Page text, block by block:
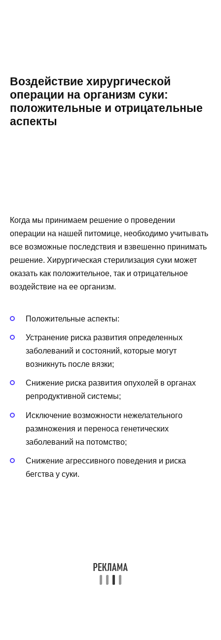
Воздействие хирургической
операции на организм суки:
положительные и отрицательные
аспекты
Когда мы принимаем решение о проведении
операции на нашей питомице, необходимо учитывать
все возможные последствия и взвешенно принимать
решение. Хирургическая стерилизация суки может
оказать как положительное, так и отрицательное
воздействие на ее организм.
Положительные аспекты:
Устранение риска развития определенных
заболеваний и состояний, которые могут
возникнуть после вязки;
Снижение риска развития опухолей в органах
репродуктивной системы;
Исключение возможности нежелательного
размножения и переноса генетических
заболеваний на потомство;
Снижение агрессивного поведения и риска
бегства у суки.